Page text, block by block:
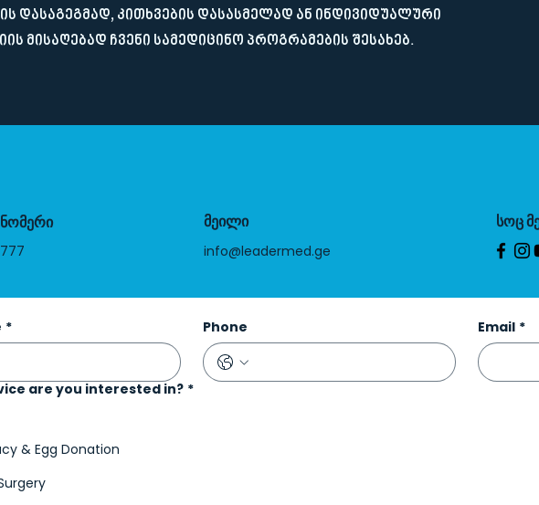
დასაგეგმად, კითხვების დასასმელად ან ინდივიდუალური
მისაღებად ჩვენი სამედიცინო პროგრამების შესახებ.
მეილი
info@leadermed.ge
სოც
* Phone Email *
are you interested in? *
& Egg Donation